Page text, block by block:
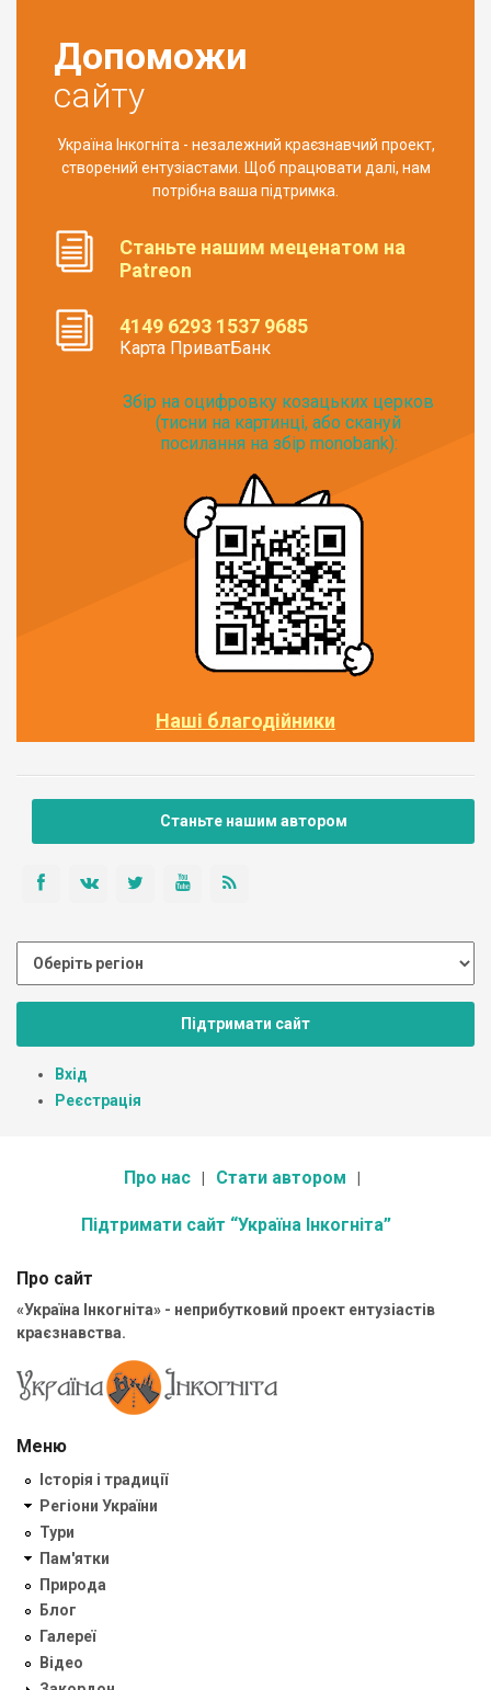
Допоможи
сайту
Україна Інкогніта - незалежний краєзнавчий проект,
створений ентузіастами. Щоб працювати далі, нам
потрібна ваша підтримка.
Станьте нашим меценатом на
Patreon
4149 6293 1537 9685
Карта ПриватБанк
Збір на оцифровку козацьких церков
(тисни на картинці, або скануй
посилання на збір monobank):
Наші благодійники
Станьте нашим автором
Підтримати сайт
Вхід
Реєстрація
Про нас Стати автором
Підтримати сайт “Україна Інкогніта”
Про сайт
«Україна Інкогніта» - неприбутковий проект ентузіастів
краєзнавства.
Меню
Історія і традиції
Регіони України
Тури
Пам'ятки
Природа
Блог
Галереї
Відео